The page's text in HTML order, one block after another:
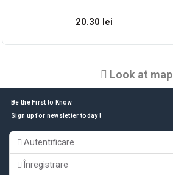
20.30 lei
Look at map
Be the First to Know.
Sign up for newsletter today !
Autentificare
Înregistrare